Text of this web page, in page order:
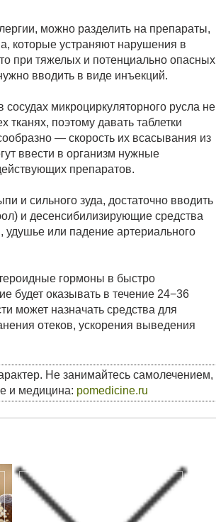
можно разделить на препараты,
которые устраняют нарушения в
при тяжелых и потенциально опасных
вводить в виде инъекций.
микроциркуляторного русла не
тканях, поэтому давать таблетки
— скорость их всасывания из
ввести в организм нужные
препаратов.
и сильного зуда, достаточно вводить
и десенсибилизирующие средства
удушье или падение артериального
гормоны в быстро
будет оказывать в течение 24−36
может назначать средства для
отеков, ускорения выведения
Не занимайтесь самолечением,
и медицина: pomedicine.ru